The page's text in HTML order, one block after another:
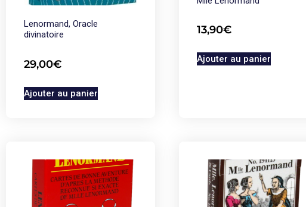
Lenormand, Oracle
divinatoire
29,00€
Ajouter au panier
13,90€
Ajouter au panier